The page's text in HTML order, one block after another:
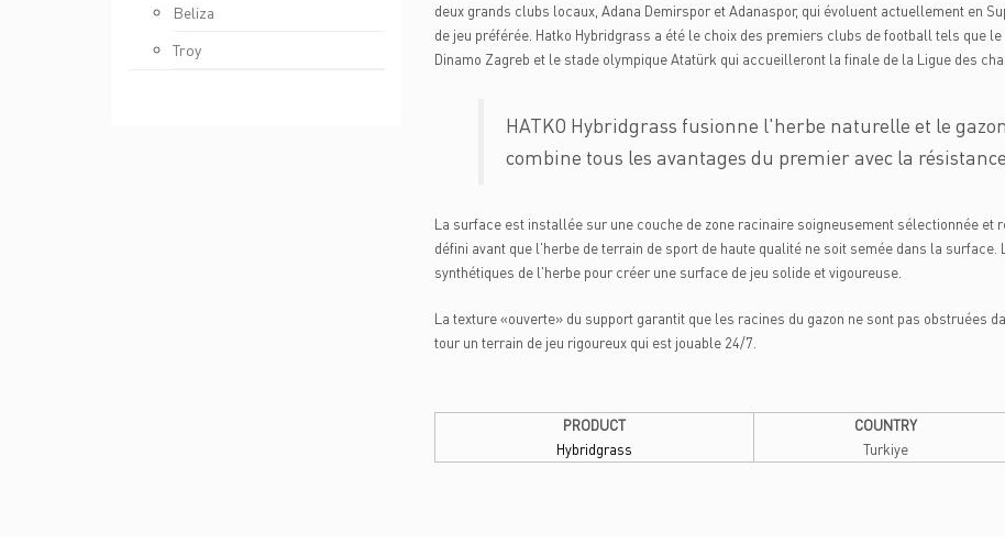
Beliza
Troy
deux grands clubs locaux, Adana Demirspor et Adanaspor, qui évoluent actuellement en
de jeu préférée. Hatko Hybridgrass a été le choix des premiers clubs de football tels que le
Dinamo Zagreb et le stade olympique Atatürk qui accueilleront la finale de la Ligue des
HATKO Hybridgrass fusionne l'herbe naturelle et le
combine tous les avantages du premier avec la
La surface est installée sur une couche de zone racinaire soigneusement sélectionnée et
défini avant que l'herbe de terrain de sport de haute qualité ne soit semée dans la
synthétiques de l'herbe pour créer une surface de jeu solide et vigoureuse.
La texture «ouverte» du support garantit que les racines du gazon ne sont pas obstruées
tour un terrain de jeu rigoureux qui est jouable 24/7.
PRODUCT
Hybridgrass
COUNTRY
Turkiye